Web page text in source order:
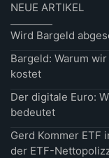
NEUE ARTIKEL
Wird Bargeld
Bargeld: Warum
kostet
Der digitale Euro:
bedeutet
Gerd Kommer ETF
der ETF-